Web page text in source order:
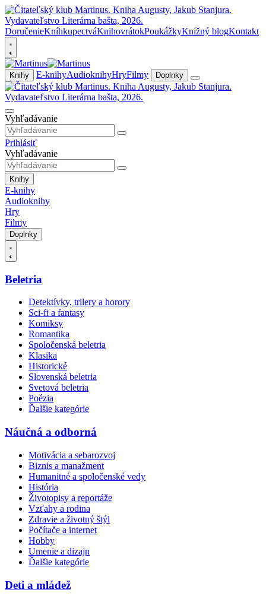
DoručenieKníhkupectváKnihovrátokPoukážkyKnižný blogKontakt
Knihy E-knihyAudioknihyHryFilmy Doplnky
Vyhľadávanie
Prihlásiť
Vyhľadávanie
Knihy
E-knihy
Audioknihy
Hry
Filmy
Doplnky
Beletria
Detektívky, trilery a horory
Sci-fi a fantasy
Komiksy
Romantika
Spoločenská beletria
Klasika
Historické
Slovenská beletria
Svetová beletria
Poézia
Ďalšie kategórie
Náučná a odborná
Motivácia a sebarozvoj
Biznis a manažment
Humanitné a spoločenské vedy
História
Životopisy a reportáže
Vzťahy a rodina
Zdravie a životný štýl
Počítače a internet
Hobby
Umenie a dizajn
Ďalšie kategórie
Deti a mládež